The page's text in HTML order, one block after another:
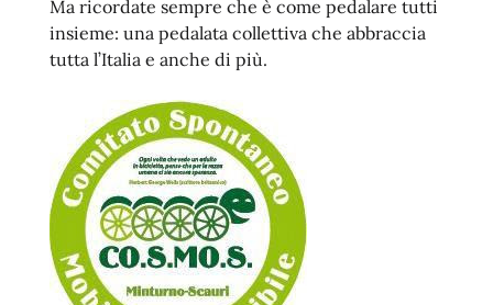
Ma ricordate sempre che è come pedalare tutti
insieme: una pedalata collettiva che abbraccia
tutta l’Italia e anche di più.